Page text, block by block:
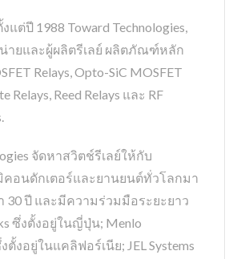
ต่ปี 1988 Toward Technologies,
น่ายและผู้ผลิตรีเลย์ ผลิตภัณฑ์หลัก
Relays, Opto-SiC MOSFET
Relays, Reed Relays และ RF
จัดหาสวิตช์รีเลย์ให้กับ
คอนดักเตอร์และยานยนต์ทั่วโลกมา
30 ปี และมีความร่วมมือระยะยาว
ซึ่งตั้งอยู่ในญี่ปุ่น; Menlo
ตั้งอยู่ในแคลิฟอร์เนีย; JEL Systems